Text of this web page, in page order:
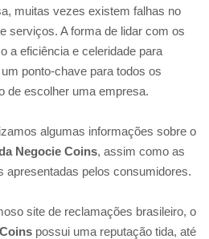
muitas vezes existem falhas no
serviços. A forma de lidar com os
a eficiência e celeridade para
ponto-chave para todos os
de escolher uma empresa.
algumas informações sobre o
Negocie Coins, assim como as
apresentadas pelos consumidores.
site de reclamações brasileiro, o
possui uma reputação tida, até